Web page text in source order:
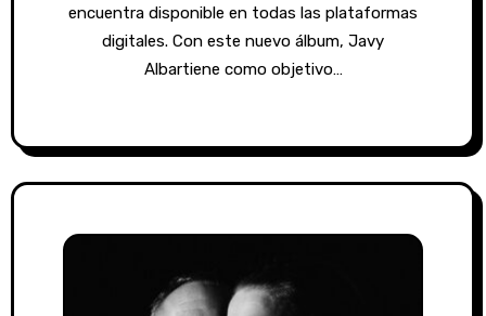
encuentra disponible en todas las plataformas
digitales. Con este nuevo álbum, Javy
Albartiene como objetivo…